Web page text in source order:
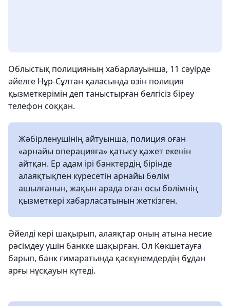
Облыстық полицияның хабарлауынша, 11 сәуірде
әйелге Нұр-Сұлтан қаласында өзін полиция
қызметкерімін деп таныстырған белгісіз біреу
телефон соққан.
Жәбірленушінің айтуынша, полиция оған
«арнайы операцияға» қатысу қажет екенін
айтқан. Ер адам ірі банктердің бірінде
алаяқтықпен күресетін арнайы бөлім
ашылғанын, жақын арада оған осы бөлімнің
қызметкері хабарласатынын жеткізген.
Әйелді кері шақырып, алаяқтар оның атына несие
рәсімдеу үшін банкке шақырған. Ол Көкшетауға
барып, банк ғимаратында қаскүнемдердің бұдан
арғы нұсқауын күтеді.